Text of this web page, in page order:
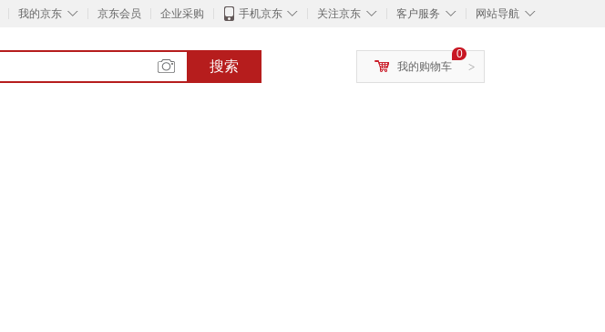
◇
我的京东 京东会员 企业采购 ◇
手机京东 ◇
关注京东 ◇
客户服务 ◇
网站导航
搜索 >
0
我的购物车